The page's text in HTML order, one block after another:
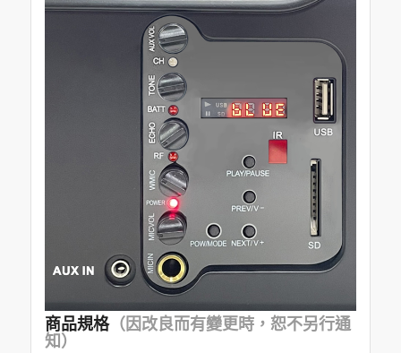
商品規格（因改良而有變更時，恕不另行通
知）